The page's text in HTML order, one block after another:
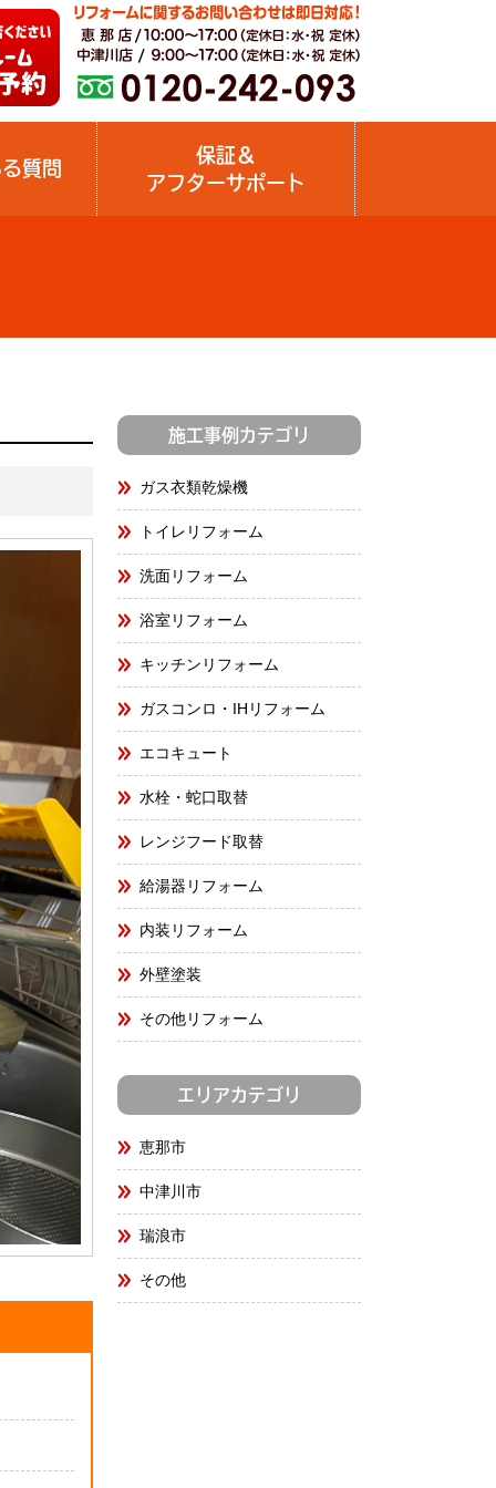
質問
保証＆
アフターサポート
施工事例カテゴリ
ガス衣類乾燥機
トイレリフォーム
洗面リフォーム
浴室リフォーム
キッチンリフォーム
ガスコンロ・IHリフォーム
エコキュート
水栓・蛇口取替
レンジフード取替
給湯器リフォーム
内装リフォーム
外壁塗装
その他リフォーム
エリアカテゴリ
恵那市
中津川市
瑞浪市
その他